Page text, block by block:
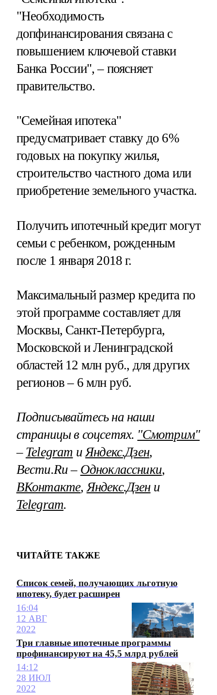
"Необходимость
допфинансирования связана с
повышением ключевой ставки
Банка России", – поясняет
правительство.
"Семейная ипотека"
предусматривает ставку до 6%
годовых на покупку жилья,
строительство частного дома или
приобретение земельного участка.
Получить ипотечный кредит могут
семьи с ребенком, рожденным
после 1 января 2018 г.
Максимальный размер кредита по
этой программе составляет для
Москвы, Санкт-Петербурга,
Московской и Ленинградской
областей 12 млн руб., для других
регионов – 6 млн руб.
Подписывайтесь на наши
страницы в соцсетях. "Смотрим"
– Telegram иЯндекс.Дзен,
Вести.Ru – Одноклассники,
ВКонтакте,Яндекс.Дзени
Telegram.
ЧИТАЙТЕ ТАКЖЕ
Список семей, получающих льготную
ипотеку, будет расширен
16:04
12 АВГ
2022
Три главные ипотечные программы
профинансируют на 45,5 млрд рублей
14:12
28 ИЮЛ
2022